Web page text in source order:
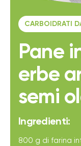
CARBOIDRATI
Pane
erbe
semi
Ingredienti:
800 g di farina